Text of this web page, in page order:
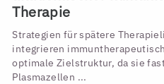
Therapie
Strategien für spätere
integrieren
optimale Zielstruktur, da sie
Plasmazellen ...